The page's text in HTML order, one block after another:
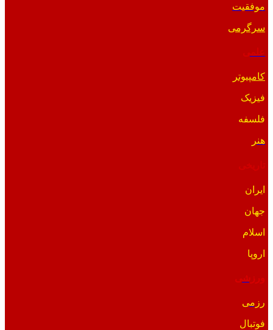
موفقیت
سرگرمی
کامپیوتر
فیزیک
فلسفه
هنر
ایران
جهان
اسلام
اروپا
ورزشی
رزمی
فوتبال